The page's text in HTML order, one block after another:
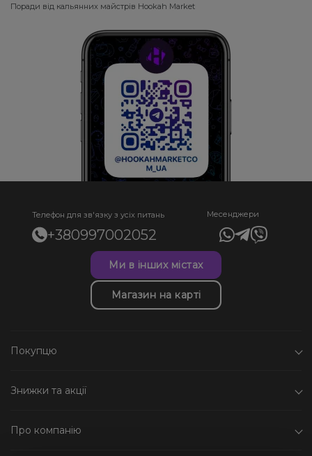
Поради від кальянних майстрів Hookah Market
Телефон для зв'язку з усіх питань
+380997002052
Месенджери
Ми в інших містах
Магазин на карті
Покупцю
Знижки та акції
Про компанію